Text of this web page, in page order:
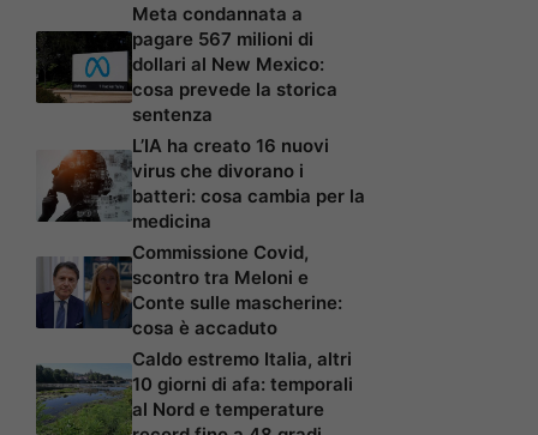
Meta condannata a
pagare 567 milioni di
dollari al New Mexico:
cosa prevede la storica
sentenza
L’IA ha creato 16 nuovi
virus che divorano i
batteri: cosa cambia per la
medicina
Commissione Covid,
scontro tra Meloni e
Conte sulle mascherine:
cosa è accaduto
Caldo estremo Italia, altri
10 giorni di afa: temporali
al Nord e temperature